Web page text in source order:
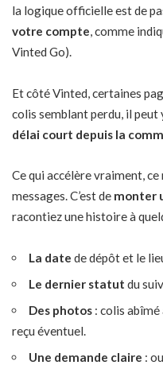
la logique officielle est de
votre compte, comme
Vinted Go).
Et côté Vinted, certaines
colis semblant perdu, il
délai court depuis la
Ce qui accélère vraiment, ce
messages. C’est de monter
racontiez une histoire à
La date de dépôt et le
Le dernier statut du
Des photos : colis
reçu éventuel.
Une demande claire :